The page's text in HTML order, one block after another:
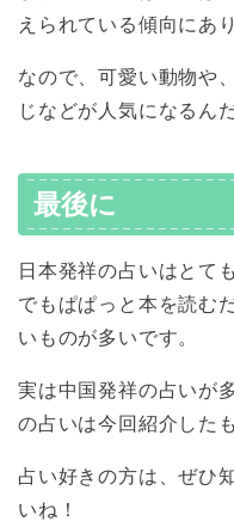
えられている傾向にあ
なので、可愛い動物や
じなどが人気になるん
最後に
日本発祥の占いはとて
でもぱぱっと本を読む
いものが多いです。
実は中国発祥の占いが
の占いは今回紹介した
占い好きの方は、ぜひ
いね！